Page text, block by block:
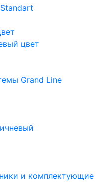
цвет
Grand Line
и комплектующие